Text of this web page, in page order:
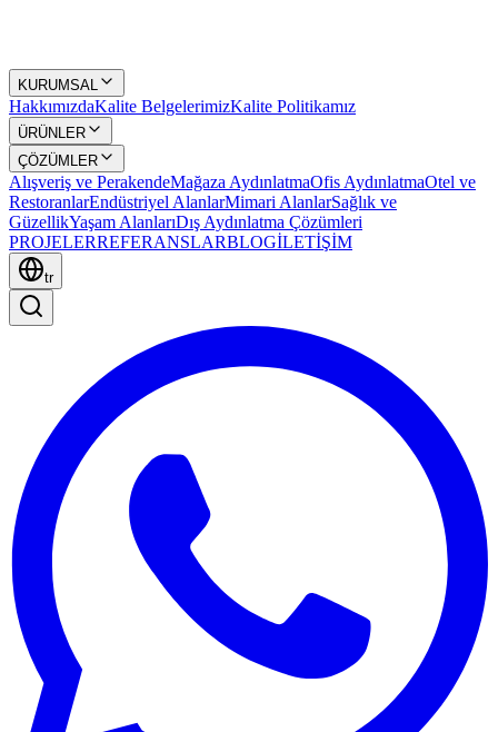
KURUMSAL
HakkımızdaKalite BelgelerimizKalite Politikamız
ÜRÜNLER
ÇÖZÜMLER
Alışveriş ve PerakendeMağaza AydınlatmaOfis AydınlatmaOtel ve
RestoranlarEndüstriyel AlanlarMimari AlanlarSağlık ve
GüzellikYaşam AlanlarıDış Aydınlatma Çözümleri
PROJELERREFERANSLARBLOGİLETİŞİM
tr